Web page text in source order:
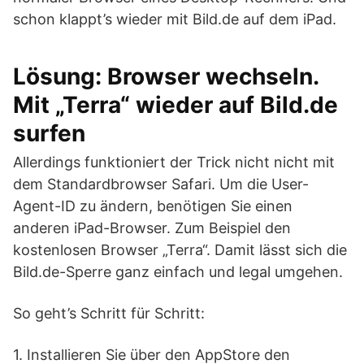
schon klappt’s wieder mit Bild.de auf dem iPad.
Lösung: Browser wechseln.
Mit „Terra“ wieder auf Bild.de
surfen
Allerdings funktioniert der Trick nicht nicht mit
dem Standardbrowser Safari. Um die User-
Agent-ID zu ändern, benötigen Sie einen
anderen iPad-Browser. Zum Beispiel den
kostenlosen Browser „Terra“. Damit lässt sich die
Bild.de-Sperre ganz einfach und legal umgehen.
So geht’s Schritt für Schritt:
1. Installieren Sie über den AppStore den